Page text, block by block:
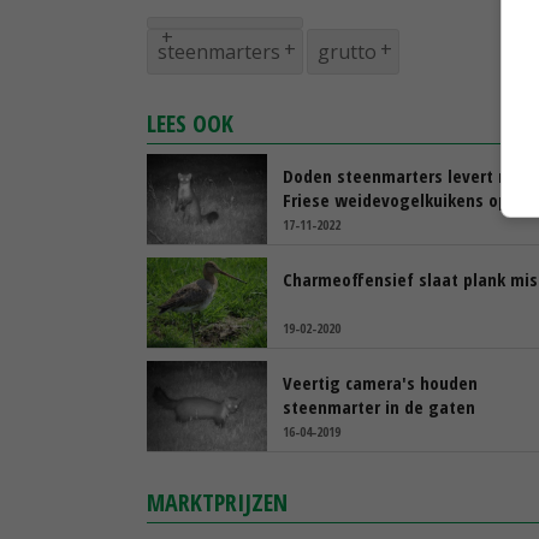
steenmarters grutto
LEES OOK
Doden steenmarters levert meer
Friese weidevogelkuikens op
17-11-2022
Charmeoffensief slaat plank mis
19-02-2020
Veertig camera's houden
steenmarter in de gaten
16-04-2019
MARKTPRIJZEN